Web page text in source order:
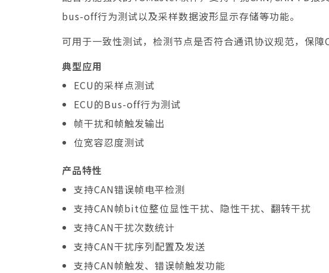
bus-off行为测试以及采样数据波形显示存储等功能。
可用于一致性测试，检测节点是否符合通讯协议规范，保障
典型应用
ECU的采样点测试
ECU的Bus-off行为测试
帧干扰和帧触发输出
位宽容忍度测试
产品特性
支持CAN错误帧电平检测
支持CAN帧bit位整位显性干扰、隐性干扰、翻转干扰
支持CAN干扰次数统计
支持CAN干扰序列配置及发送
支持CAN帧触发、错误帧触发功能